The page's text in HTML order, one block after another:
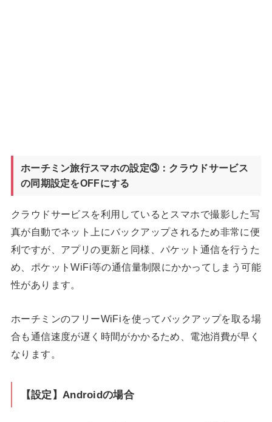
ホーチミン旅行スマホの設定③：クラウドサービス
の同期設定をOFFにする
クラウドサービスを利用しているとスマホで撮影した写
真が自動でネット上にバックアップされるため非常に便
利ですが、アプリの更新と同様、パケット通信を行うた
め、ポケットWiFi等の通信量制限にかかってしまう可能
性があります。
ホーチミンのフリーWiFiを使ってバックアップを取る場
合も通信速度が遅く時間がかかるため、電池消費が早く
なります。
【設定】Androidの場合